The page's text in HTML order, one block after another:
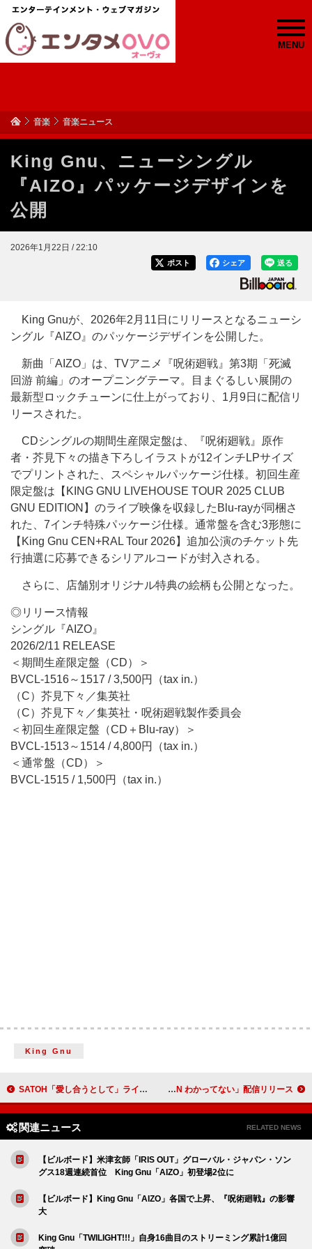
MENU
音楽 音楽ニュース
King Gnu、ニューシングル
『AIZO』パッケージデザインを
公開
2026年1月22日 / 22:10
送る
シェア
ポスト
King Gnuが、2026年2月11日にリリースとなるニューシ
ングル『AIZO』のパッケージデザインを公開した。
新曲「AIZO」は、TVアニメ『呪術廻戦』第3期「死滅
回游 前編」のオープニングテーマ。目まぐるしい展開の
最新型ロックチューンに仕上がっており、1月9日に配信リ
リースされた。
CDシングルの期間生産限定盤は、『呪術廻戦』原作
者・芥見下々の描き下ろしイラストが12インチLPサイズ
でプリントされた、スペシャルパッケージ仕様。初回生産
限定盤は【KING GNU LIVEHOUSE TOUR 2025 CLUB
GNU EDITION】のライブ映像を収録したBlu-rayが同梱さ
れた、7インチ特殊パッケージ仕様。通常盤を含む3形態に
【King Gnu CEN+RAL Tour 2026】追加公演のチケット先
行抽選に応募できるシリアルコードが封入される。
さらに、店舗別オリジナル特典の絵柄も公開となった。
◎リリース情報
シングル『AIZO』
2026/2/11 RELEASE
＜期間生産限定盤（CD）＞
BVCL-1516～1517 / 3,500円（tax in.）
（C）芥見下々／集英社
（C）芥見下々／集英社・呪術廻戦製作委員会
＜初回生産限定盤（CD＋Blu-ray）＞
BVCL-1513～1514 / 4,800円（tax in.）
＜通常盤（CD）＞
BVCL-1515 / 1,500円（tax in.）
King Gnu
SATOH「愛し合うとして」ライブ映像が公開、テレビ朝日『EIGHT-JAM』いしわたり淳治の「マイベスト10曲」2位 Klang Ruler、平成×Z世代の世代融合が新鮮な新曲「ZENZEN わかってない」配信リリース
関連ニュース RELATED NEWS
【ビルボード】米津玄師「IRIS OUT」グローバル・ジャパン・ソン
グス18週連続首位 King Gnu「AIZO」初登場2位に
【ビルボード】King Gnu「AIZO」各国で上昇、『呪術廻戦』の影響
大
King Gnu「TWILIGHT!!!」自身16曲目のストリーミング累計1億回